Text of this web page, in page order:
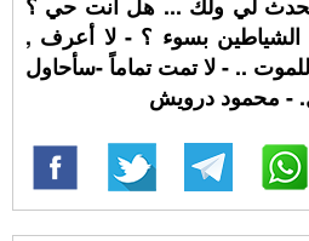
الشياطين بسوء ؟ - لا أعرف ,
.. - لا تمت تماماً -سأحاول
- محمود درويش